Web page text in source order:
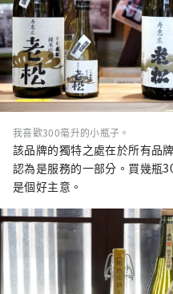
我喜歡300毫升的小瓶子。
該品牌的獨特之處在於所有品
認為是服務的一部分。買幾瓶
是個好主意。